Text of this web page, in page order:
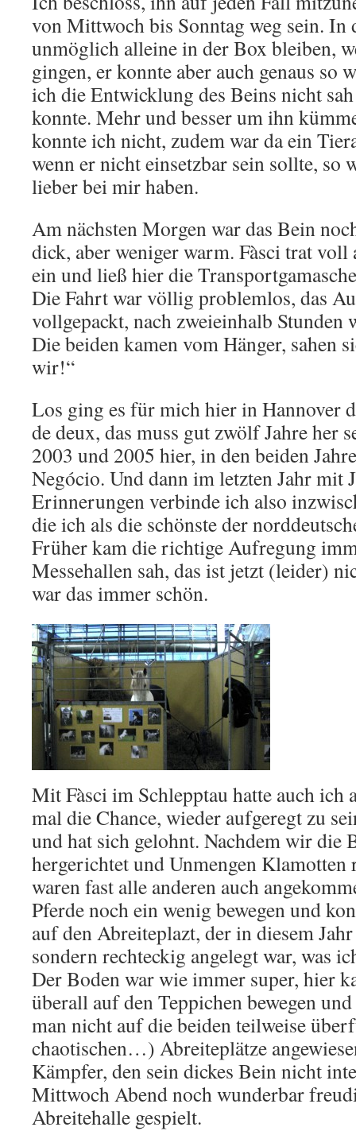
von Mittwoch bis Sonntag weg sein. In
unmöglich alleine in der Box bleiben,
gingen, er konnte aber auch genaus so
ich die Entwicklung des Beins nicht
konnte. Mehr und besser um ihn
konnte ich nicht, zudem war da ein
wenn er nicht einsetzbar sein sollte, so
lieber bei mir haben.
Am nächsten Morgen war das Bein
dick, aber weniger warm. Fàsci trat
ein und ließ hier die
Die Fahrt war völlig problemlos, das
vollgepackt, nach zweieinhalb Stunden
Die beiden kamen vom Hänger, sahen
wir!“
Los ging es für mich hier in Hannover
de deux, das muss gut zwölf Jahre her
2003 und 2005 hier, in den beiden
Negócio. Und dann im letzten Jahr mit
Erinnerungen verbinde ich also
die ich als die schönste der
Früher kam die richtige Aufregung
Messehallen sah, das ist jetzt (leider)
war das immer schön.
Mit Fàsci im Schlepptau hatte auch ich
mal die Chance, wieder aufgeregt zu
und hat sich gelohnt. Nachdem wir die
hergerichtet und Unmengen Klamotten
waren fast alle anderen auch
Pferde noch ein wenig bewegen und
auf den Abreiteplazt, der in diesem
sondern rechteckig angelegt war, was
Der Boden war wie immer super, hier
überall auf den Teppichen bewegen
man nicht auf die beiden teilweise
chaotischen…) Abreiteplätze
Kämpfer, den sein dickes Bein nicht
Mittwoch Abend noch wunderbar
Abreitehalle gespielt.